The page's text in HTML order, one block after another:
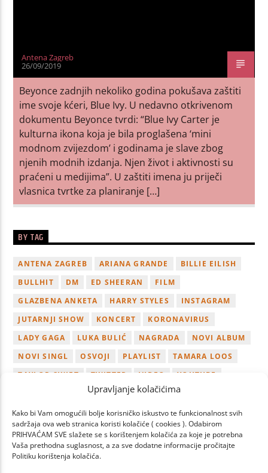
Upravljanje kolačićima
Kako bi Vam omogućili bolje korisničko iskustvo te funkcionalnost svih
sadržaja ova web stranica koristi kolačiće ( cookies ). Odabirom
PRIHVAĆAM SVE slažete se s korištenjem kolačića za koje je potrebna
Vaša prethodna suglasnost, a za sve dodatne informacije pročitajte
Politiku korištenja kolačića.
Antena Zagreb
26/09/2019
Beyonce zadnjih nekoliko godina pokušava zaštiti
ime svoje kćeri, Blue Ivy. U nedavno otkrivenom
dokumentu Beyonce tvrdi: “Blue Ivy Carter je
kulturna ikona koja je bila proglašena ‘mini
modnom zvijezdom’ i godinama je slave zbog
njenih modnih izdanja. Njen život i aktivnosti su
praćeni u medijima”. U zaštiti imena ju priječi
vlasnica tvrtke za planiranje […]
BY TAG
ANTENA ZAGREB ARIANA GRANDE
BILLIE EILISH
BULLHIT
DM ED SHEERAN
FILM
GLAZBENA ANKETA
HARRY STYLES
INSTAGRAM
JUTARNJI SHOW
KONCERT
KORONAVIRUS
LADY GAGA
LUKA BULIĆ NAGRADA
NOVI ALBUM
NOVI SINGL
OSVOJI PLAYLIST
TAMARA LOOS
TAYLOR SWIFT
TWITTER VIDEO
YOUTUBE